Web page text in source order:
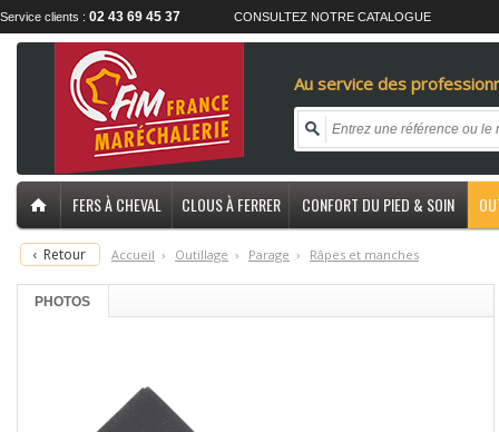
Service clients : 02 43 69 45 37 CONSULTEZ NOTRE CATALOGUE
Au service des
FERS À CHEVAL CLOUS À FERRER CONFORT DU PIED & SOIN
‹ Retour Accueil › Outillage › Parage › Râpes et manches
PHOTOS